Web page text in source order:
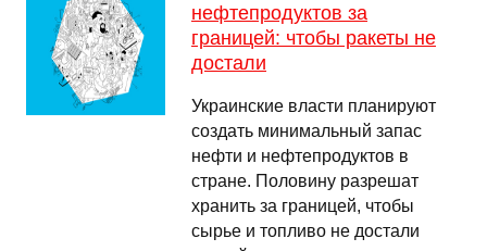
нефтепродуктов за
границей: чтобы ракеты не
достали
Украинские власти планируют
создать минимальный запас
нефти и нефтепродуктов в
стране. Половину разрешат
хранить за границей, чтобы
сырье и топливо не достали